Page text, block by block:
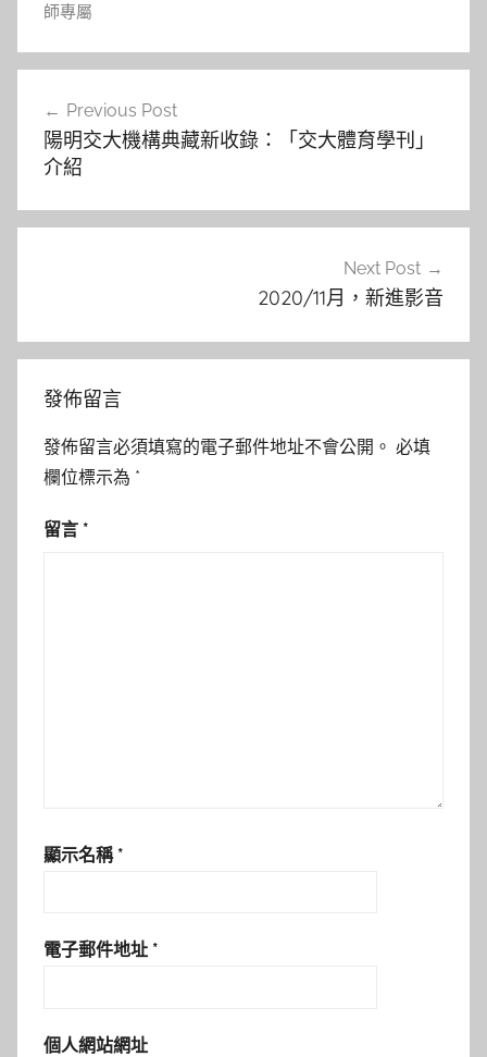
師專屬
導
覽
Previous Post
陽明交大機構典藏新收錄：「交大體育學刊」
介紹
Next Post
2020/11月，新進影音
發佈留言
發佈留言必須填寫的電子郵件地址不會公開。 必填
欄位標示為 *
留言 *
顯示名稱 *
電子郵件地址 *
個人網站網址